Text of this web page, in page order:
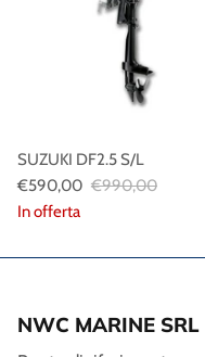
SUZUKI DF2.5 S/L
€590,00 €990,00
In offerta
NWC MARINE SRL